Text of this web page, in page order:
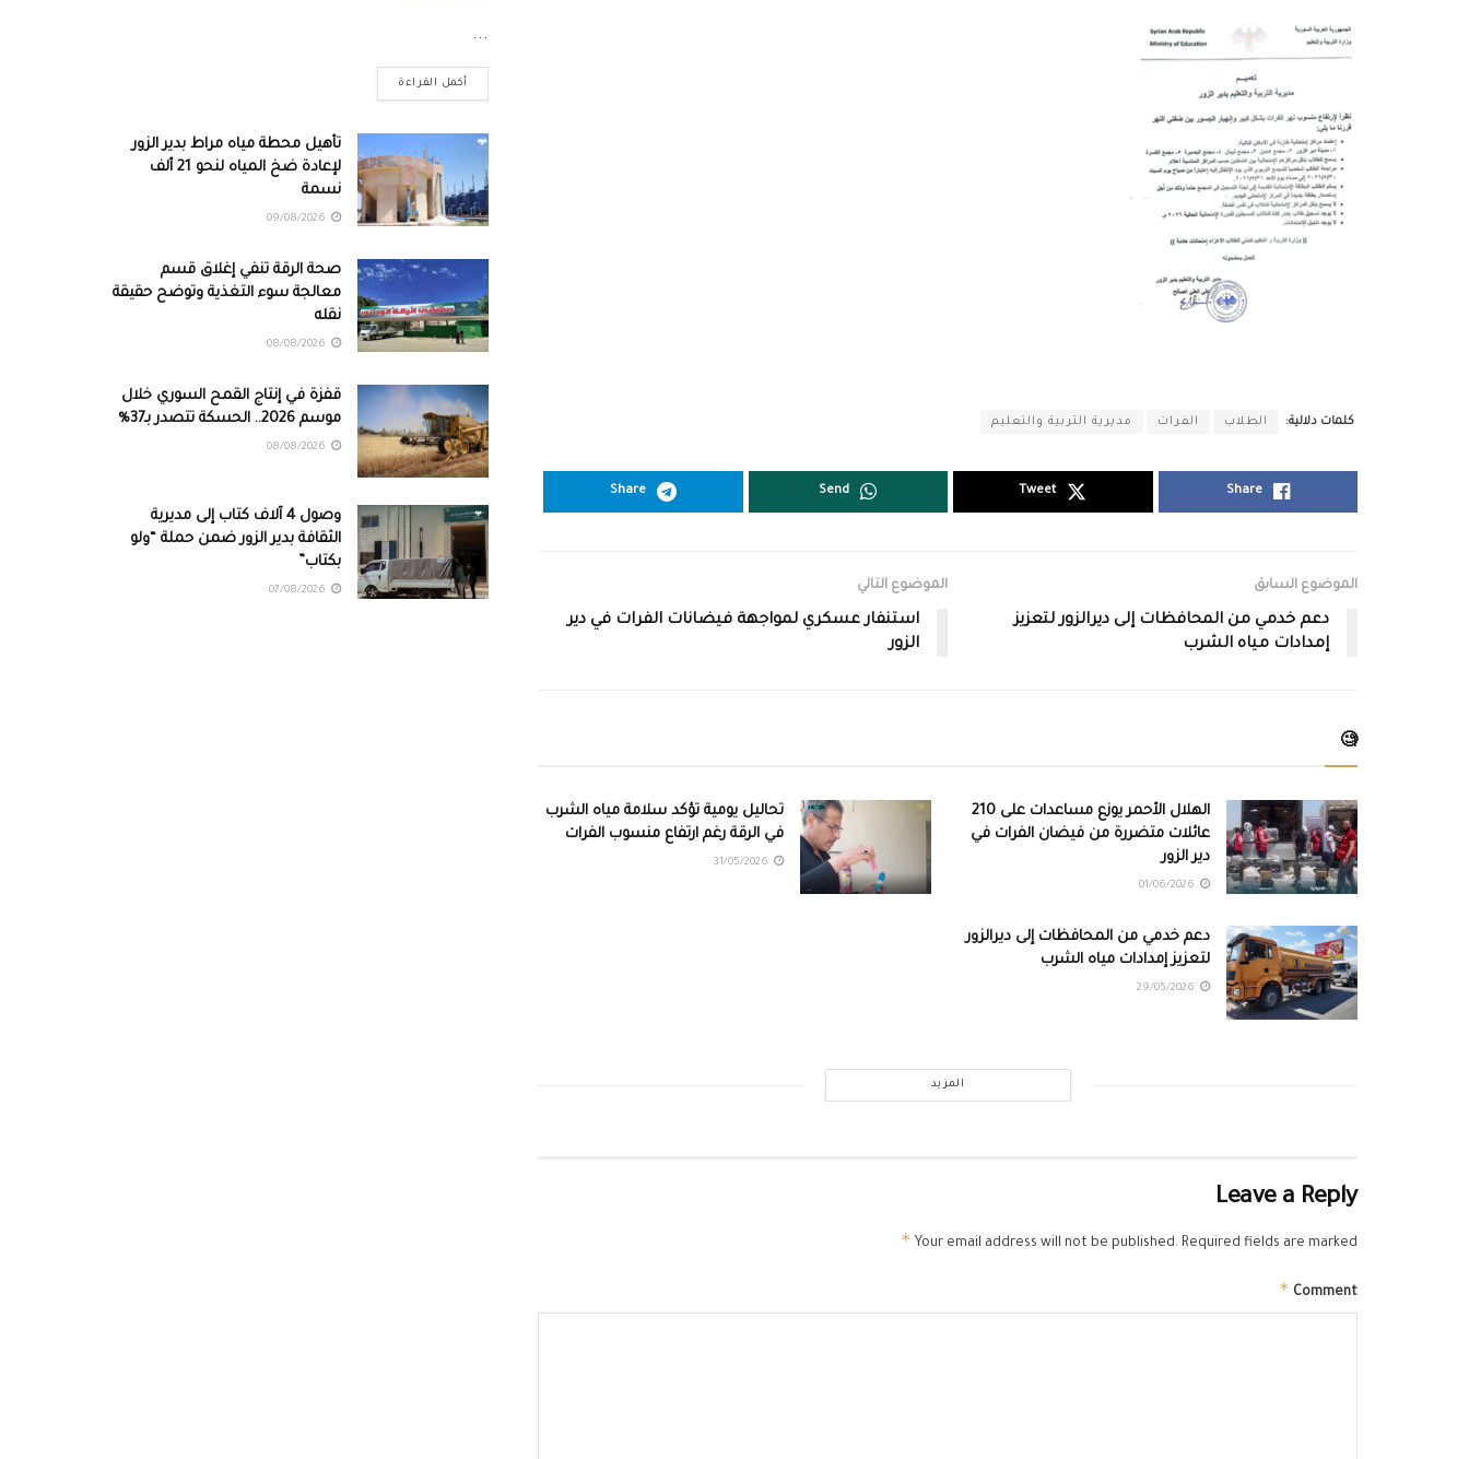
كلمات دلالية: الطلاب الفرات مديرية التربية والتعليم
Share
Tweet
Send
Share
الموضوع السابق
دعم خدمي من المحافظات إلى ديرالزور لتعزيز
إمدادات مياه الشرب
الموضوع التالي
استنفار عسكري لمواجهة فيضانات الفرات في دير
الزور
🧐
الهلال الأحمر يوزع مساعدات على 210
عائلات متضررة من فيضان الفرات في
دير الزور
تحاليل يومية تؤكد سلامة مياه الشرب
في الرقة رغم ارتفاع منسوب الفرات
دعم خدمي من المحافظات إلى ديرالزور
لتعزيز إمدادات مياه الشرب
المزيد
Leave a Reply
Your email address will not be published. Required fields are marked
*
Comment
*
...
أكمل القراءة
تأهيل محطة مياه مراط بدير الزور
لإعادة ضخ المياه لنحو 21 ألف
نسمة
صحة الرقة تنفي إغلاق قسم
معالجة سوء التغذية وتوضح حقيقة
نقله
قفزة في إنتاج القمح السوري خلال
موسم 2026.. الحسكة تتصدر بـ37%
وصول 4 آلاف كتاب إلى مديرية
الثقافة بدير الزور ضمن حملة “ولو
بكتاب”